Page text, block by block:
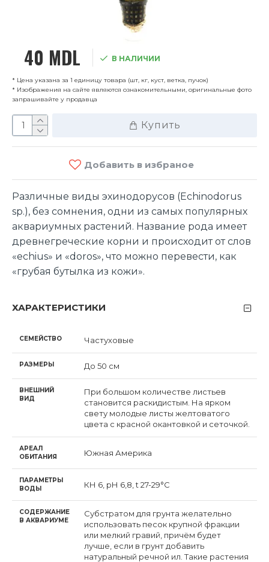
40 MDL В НАЛИЧИИ
* Цена указана за 1 единицу товара (шт, кг, куст, ветка, пучок)
* Изображения на сайте являются ознакомительными, оригинальные фото
запрашивайте у продавца
Купить
Добавить в избраное
Различные виды эхинодорусов (Echinodorus
sp.), без сомнения, одни из самых популярных
аквариумных растений. Название рода имеет
древнегреческие корни и происходит от слов
«echius» и «doros», что можно перевести, как
«грубая бутылка из кожи».
ХАРАКТЕРИСТИКИ
СЕМЕЙСТВО Частуховые
РАЗМЕРЫ До 50 см
ВНЕШНИЙ
ВИД
При большом количестве листьев
становится раскидистым. На ярком
свету молодые листы желтоватого
цвета с красной окантовкой и сеточкой.
АРЕАЛ
ОБИТАНИЯ
Южная Америка
ПАРАМЕТРЫ
ВОДЫ
КН 6, рН 6,8, t 27-29°C
СОДЕРЖАНИЕ
В АКВАРИУМЕ
Субстратом для грунта желательно
использовать песок крупной фракции
или мелкий гравий, причём будет
лучше, если в грунт добавить
натуральный речной ил. Такие растения